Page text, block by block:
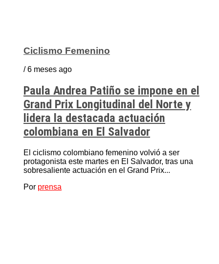
Ciclismo Femenino
/ 6 meses ago
Paula Andrea Patiño se impone en el
Grand Prix Longitudinal del Norte y
lidera la destacada actuación
colombiana en El Salvador
El ciclismo colombiano femenino volvió a ser
protagonista este martes en El Salvador, tras una
sobresaliente actuación en el Grand Prix...
Por prensa